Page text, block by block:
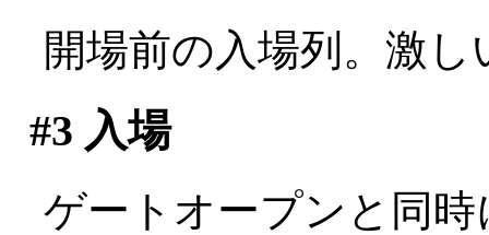
開場前の入場列。激
#3 入場
ゲートオープンと同